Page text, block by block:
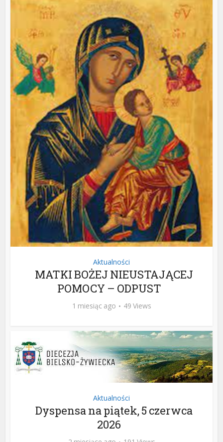
Aktualności
MATKI BOŻEJ NIEUSTAJĄCEJ
POMOCY – ODPUST
1 miesiąc ago 49 Views
Aktualności
Dyspensa na piątek, 5 czerwca
2026